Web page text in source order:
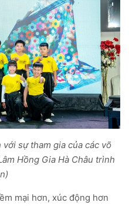
sự tham gia của các võ
Hồng Gia Hà Châu trình
mại hơn, xúc động hơn